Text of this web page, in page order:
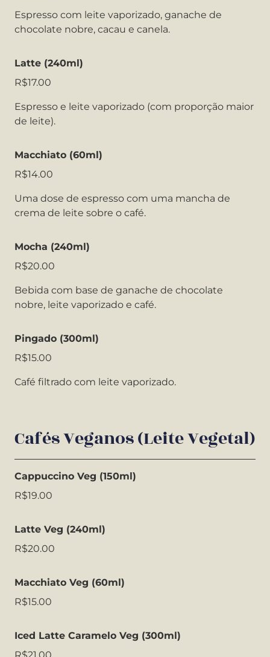
Espresso com leite vaporizado, ganache de
chocolate nobre, cacau e canela.
Latte (240ml)
R$17.00
Espresso e leite vaporizado (com proporção maior
de leite).
Macchiato (60ml)
R$14.00
Uma dose de espresso com uma mancha de
crema de leite sobre o café.
Mocha (240ml)
R$20.00
Bebida com base de ganache de chocolate
nobre, leite vaporizado e café.
Pingado (300ml)
R$15.00
Café filtrado com leite vaporizado.
Cafés Veganos (Leite Vegetal)
Cappuccino Veg (150ml)
R$19.00
Latte Veg (240ml)
R$20.00
Macchiato Veg (60ml)
R$15.00
Iced Latte Caramelo Veg (300ml)